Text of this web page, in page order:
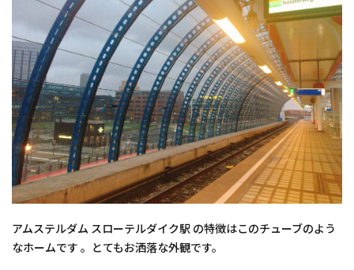
アムステルダム スローテルダイク駅 の特徴はこのチューブのよう
なホームです 。とてもお洒落な外観です。